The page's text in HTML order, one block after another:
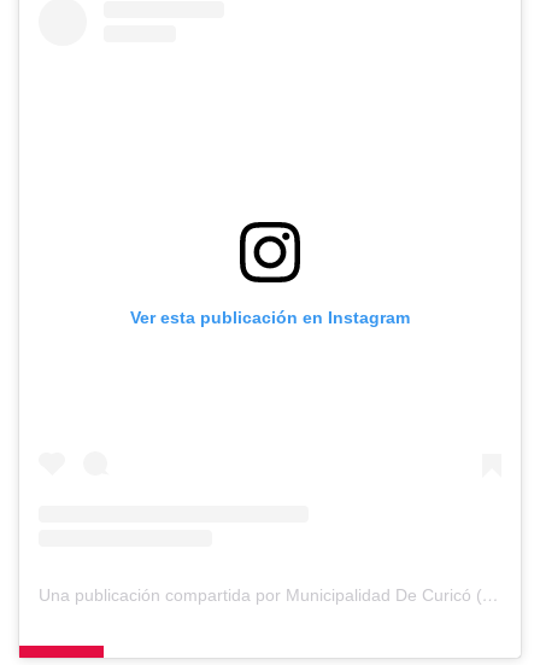
Ver esta publicación en Instagram
Una publicación compartida por Municipalidad De Curicó (@muni.curico)